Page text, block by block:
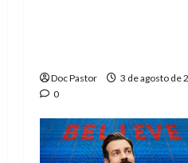
Doc Pastor
3 de agosto de
0